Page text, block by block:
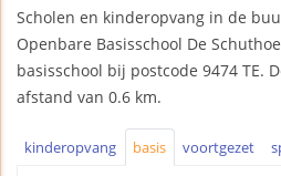
Scholen en kinderopvang in de
Openbare Basisschool De
basisschool bij postcode 9474 TE.
afstand van 0.6 km.
kinderopvang basis voortgezet